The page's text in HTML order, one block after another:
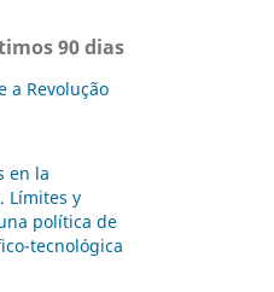
90 dias
a Revolução
en la
Límites y
política de
tecnológica